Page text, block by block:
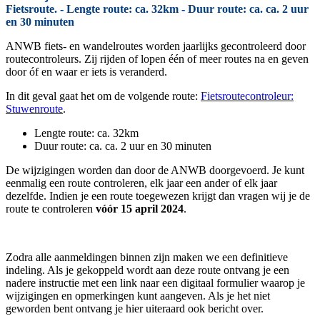
Fietsroute. - Lengte route: ca. 32km - Duur route: ca. ca. 2 uur
en 30 minuten
ANWB fiets- en wandelroutes worden jaarlijks gecontroleerd door
routecontroleurs. Zij rijden of lopen één of meer routes na en geven
door óf en waar er iets is veranderd.
In dit geval gaat het om de volgende route: Fietsroutecontroleur:
Stuwenroute.
Lengte route: ca. 32km
Duur route: ca. ca. 2 uur en 30 minuten
De wijzigingen worden dan door de ANWB doorgevoerd. Je kunt
eenmalig een route controleren, elk jaar een ander of elk jaar
dezelfde. Indien je een route toegewezen krijgt dan vragen wij je de
route te controleren vóór 15 april 2024.
Zodra alle aanmeldingen binnen zijn maken we een definitieve
indeling. Als je gekoppeld wordt aan deze route ontvang je een
nadere instructie met een link naar een digitaal formulier waarop je
wijzigingen en opmerkingen kunt aangeven. Als je het niet
geworden bent ontvang je hier uiteraard ook bericht over.